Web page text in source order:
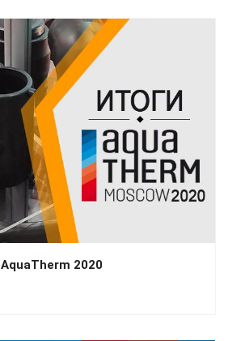
2020